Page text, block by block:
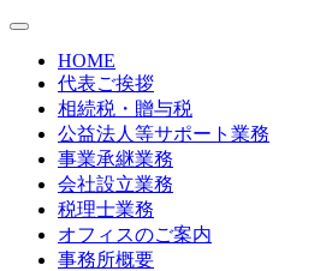
HOME
代表ご挨拶
相続税・贈与税
公益法人等サポート業務
事業承継業務
会社設立業務
税理士業務
オフィスのご案内
事務所概要